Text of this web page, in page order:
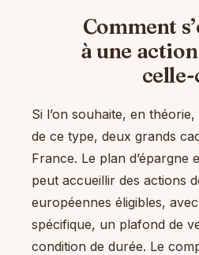
Comment
à une
Si l’on souhaite, en
de ce type, deux grands
France. Le plan d’épargne
peut accueillir des actions
européennes éligibles,
spécifique, un plafond de
condition de durée. Le